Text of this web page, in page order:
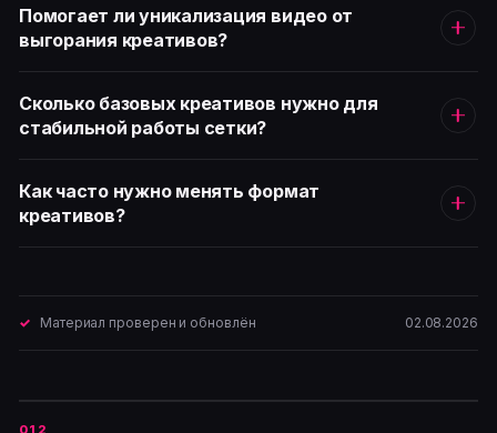
Помогает ли уникализация видео от
выгорания креативов?
Сколько базовых креативов нужно для
стабильной работы сетки?
Как часто нужно менять формат
креативов?
Материал проверен и обновлён 02.08.2026